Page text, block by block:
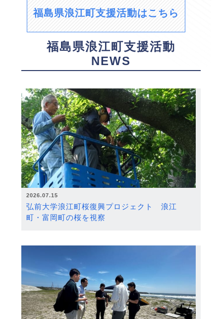
福島県浪江町支援活動はこちら
福島県浪江町支援活動
NEWS
2026.07.15
弘前大学浪江町桜復興プロジェクト 浪江
町・富岡町の桜を視察